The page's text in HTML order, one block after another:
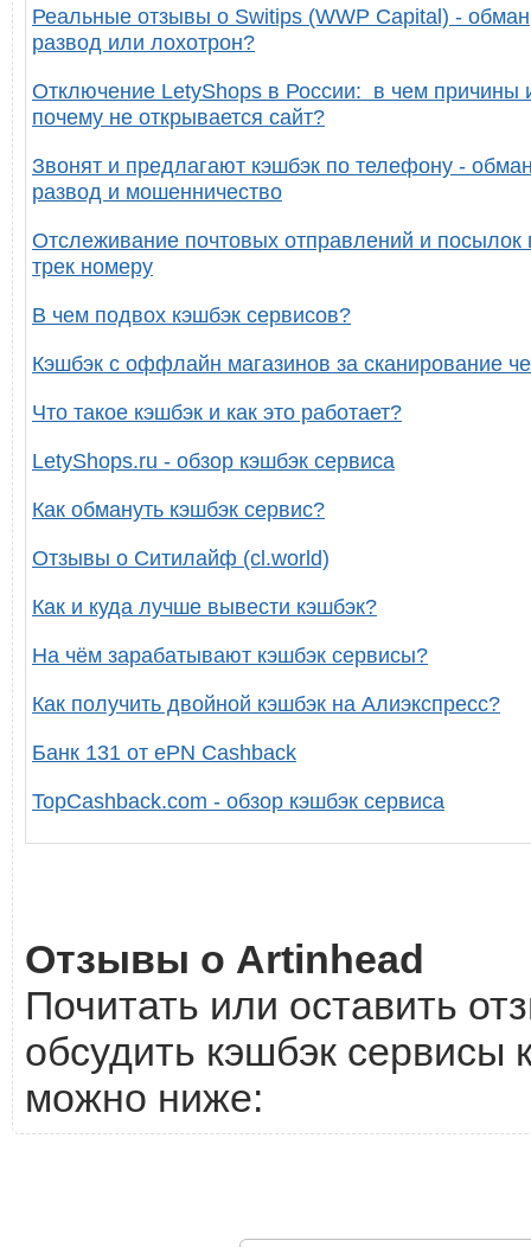
Реальные отзывы о Switips (WWP Capital) -
развод или лохотрон?
Отключение LetyShops в России: в чем причины
почему не открывается сайт?
Звонят и предлагают кэшбэк по телефону -
развод и мошенничество
Отслеживание почтовых отправлений и посылок
трек номеру
В чем подвох кэшбэк сервисов?
Кэшбэк с оффлайн магазинов за сканирование
Что такое кэшбэк и как это работает?
LetyShops.ru - обзор кэшбэк сервиса
Как обмануть кэшбэк сервис?
Отзывы о Ситилайф (cl.world)
Как и куда лучше вывести кэшбэк?
На чём зарабатывают кэшбэк сервисы?
Как получить двойной кэшбэк на Алиэкспресс?
Банк 131 от ePN Cashback
TopCashback.com - обзор кэшбэк сервиса
Отзывы о Artinhead
Почитать или оставить
обсудить кэшбэк сервисы
можно ниже: